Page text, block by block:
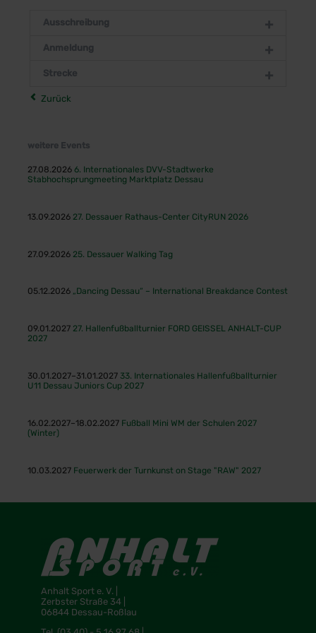
Ausschreibung
Anmeldung
Strecke
Zurück
weitere Events
27.08.2026 6. Internationales DVV-Stadtwerke
Stabhochsprungmeeting Marktplatz Dessau
13.09.2026 27. Dessauer Rathaus-Center CityRUN 2026
27.09.2026 25. Dessauer Walking Tag
05.12.2026 „Dancing Dessau“ – International Breakdance Contest
09.01.2027 27. Hallenfußballturnier FORD GEISSEL ANHALT-CUP
2027
30.01.2027–31.01.2027 33. Internationales Hallenfußballturnier
U11 Dessau Juniors Cup 2027
16.02.2027–18.02.2027 Fußball Mini WM der Schulen 2027
(Winter)
10.03.2027 Feuerwerk der Turnkunst on Stage "RAW" 2027
Anhalt Sport e. V. |
Zerbster Straße 34 |
06844 Dessau-Roßlau